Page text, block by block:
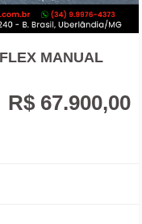
MANUAL
R$ 67.900,00